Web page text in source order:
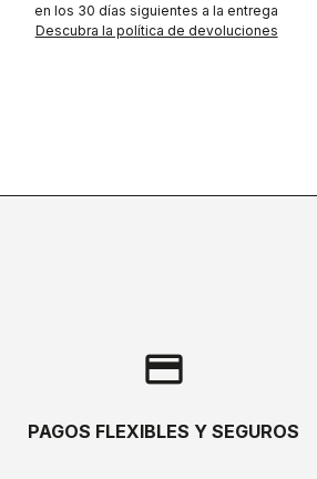
en los 30 días siguientes a la entrega
Descubra la política de devoluciones
credit_card
PAGOS FLEXIBLES Y SEGUROS